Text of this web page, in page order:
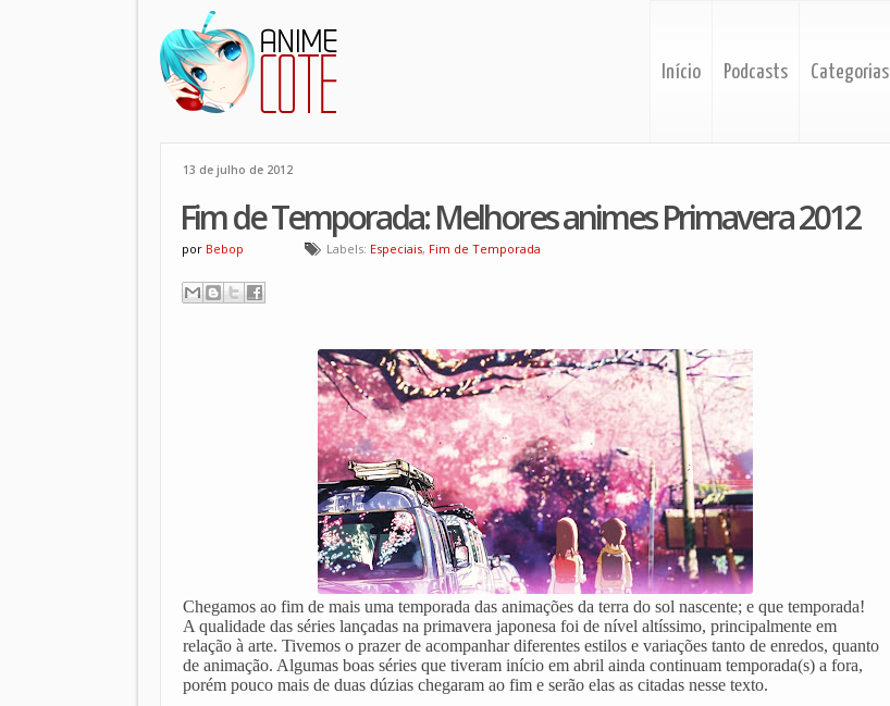
Início Podcasts Categorias
13 de julho de 2012
Fim de Temporada: Melhores animes Primavera 2012
por Bebop Labels: Especiais, Fim de Temporada
Chegamos ao fim de mais uma temporada das animações da terra do sol nascente; e que temporada!
A qualidade das séries lançadas na primavera japonesa foi de nível altíssimo, principalmente em
relação à arte. Tivemos o prazer de acompanhar diferentes estilos e variações tanto de enredos, quanto
de animação. Algumas boas séries que tiveram início em abril ainda continuam temporada(s) a fora,
porém pouco mais de duas dúzias chegaram ao fim e serão elas as citadas nesse texto.